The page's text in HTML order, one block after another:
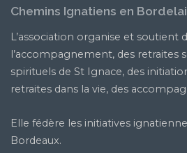
Chemins Ignatiens en
L’association organise et soutient
l’accompagnement, des retraites
spirituels de St Ignace, des
retraites dans la vie, des
Elle fédère les initiatives
Bordeaux.